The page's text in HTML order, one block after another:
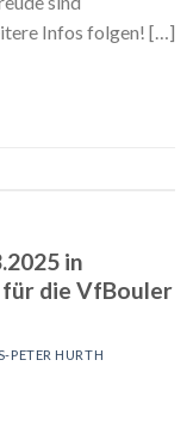
Infos folgen! […]
in
die VfBouler
PETER HURTH